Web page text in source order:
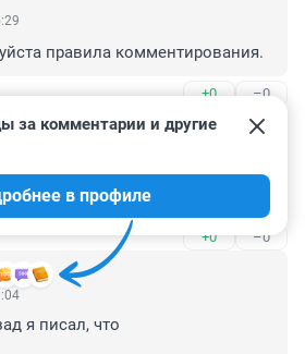
правила комментирования.
+0 –0
могут быть договорённости, вы
😂😂😂😂
+0 –0
за комментарии и другие
в профиле
я писал, что